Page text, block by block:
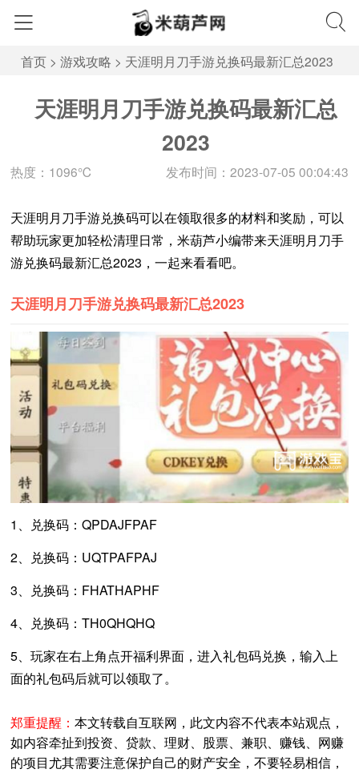
首页 > 游戏攻略 > 天涯明月刀手游兑换码最新汇总2023
天涯明月刀手游兑换码最新汇总
2023
热度：1096℃ 发布时间：2023-07-05 00:04:43
天涯明月刀手游兑换码可以在领取很多的材料和奖励，可以
帮助玩家更加轻松清理日常，米葫芦小编带来天涯明月刀手
游兑换码最新汇总2023，一起来看看吧。
天涯明月刀手游兑换码最新汇总2023
1、兑换码：QPDAJFPAF
2、兑换码：UQTPAFPAJ
3、兑换码：FHATHAPHF
4、兑换码：TH0QHQHQ
5、玩家在右上角点开福利界面，进入礼包码兑换，输入上
面的礼包码后就可以领取了。
郑重提醒： 本文转载自互联网，此文内容不代表本站观点，
如内容牵扯到投资、贷款、理财、股票、兼职、赚钱、网赚
的项目尤其需要注意保护自己的财产安全，不要轻易相信，